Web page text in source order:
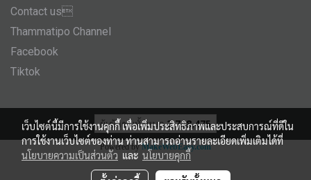
Contact us
Thammatipo Channel
Facebook
Tiktok
ผู้เข้าชมทั้งหมด 2,728,475
Powered byMakeWebEasy.com
เว็บไซต์นี้มีการใช้งานคุกกี้ เพื่อเพิ่มประสิทธิภาพและประสบการณ์ที่ดีใน
การใช้งานเว็บไซต์ของท่าน ท่านสามารถอ่านรายละเอียดเพิ่มเติมได้ที่
นโยบายความเป็นส่วนตัว และ นโยบายคุกกี้